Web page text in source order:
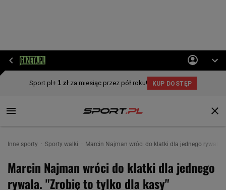
Inne sporty Sporty walki Marcin Najman wróci do klatki dla jednego rywala.
Marcin Najman wróci do klatki dla jednego
rywala. "Zrobię to tylko dla kasy"